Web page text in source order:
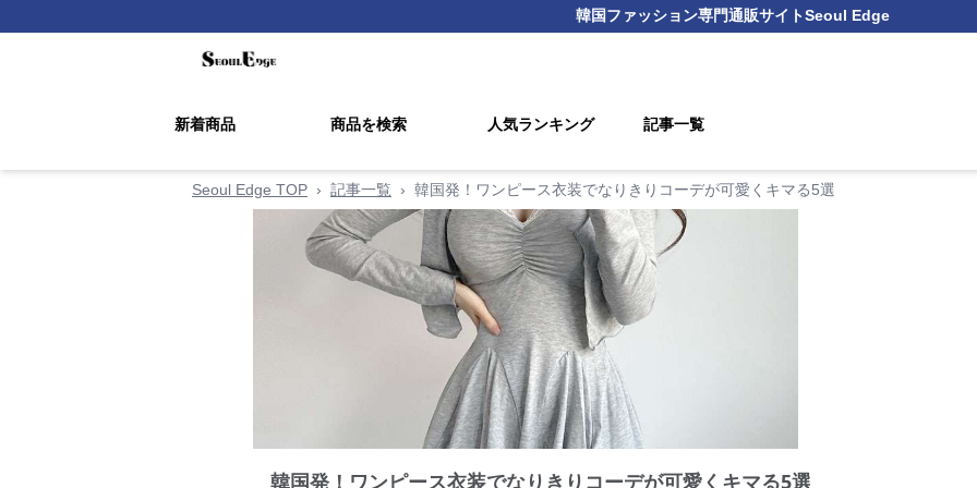
韓国ファッション専門通販サイトSeoul Edge
新着商品 商品を検索 人気ランキング 記事一覧
Seoul Edge TOP › 記事一覧 › 韓国発！ワンピース衣装でなりきりコーデが可愛くキマる5選
韓国発！ワンピース衣装でなりきりコーデが可愛くキマる5選